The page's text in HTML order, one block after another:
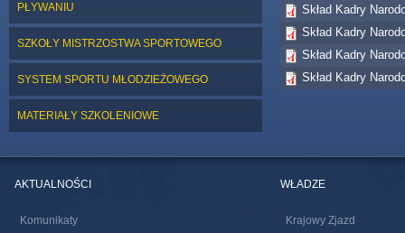
PŁYWANIU
SZKOŁY MISTRZOSTWA SPORTOWEGO
SYSTEM SPORTU MŁODZIEŻOWEGO
MATERIAŁY SZKOLENIOWE
Skład Kadry
Skład Kadry
Skład Kadry
Skład Kadry
AKTUALNOŚCI
Komunikaty
WŁADZE
Krajowy Zjazd